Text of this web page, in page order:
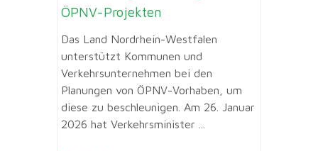
ÖPNV-Projekten
Das Land Nordrhein-Westfalen
unterstützt Kommunen und
Verkehrsunternehmen bei den
Planungen von ÖPNV-Vorhaben, um
diese zu beschleunigen. Am 26. Januar
2026 hat Verkehrsminister ...